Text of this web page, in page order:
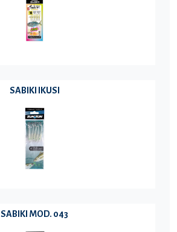
SABIKI IKUSI
SABIKI MOD. 043